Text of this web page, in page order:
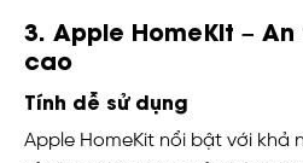
3. Apple HomeKit –
cao
Tính dễ sử dụng
Apple HomeKit nổi bật với khả